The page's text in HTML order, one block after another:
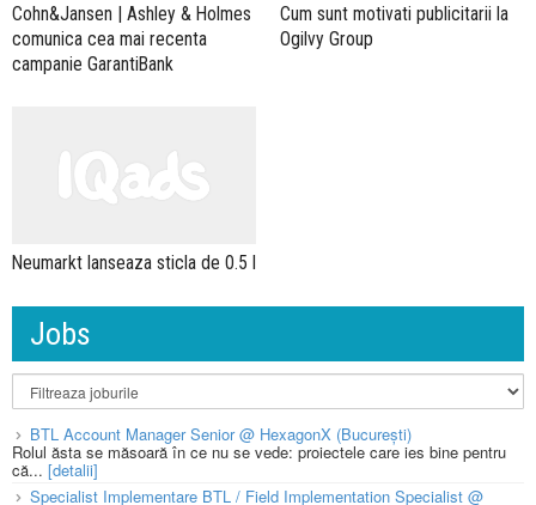
Cohn&Jansen | Ashley & Holmes
comunica cea mai recenta
campanie GarantiBank
Cum sunt motivati publicitarii la
Ogilvy Group
Neumarkt lanseaza sticla de 0.5 l
Jobs
BTL Account Manager Senior @ HexagonX (București)
Rolul ăsta se măsoară în ce nu se vede: proiectele care ies bine pentru
că... [detalii]
Specialist Implementare BTL / Field Implementation Specialist @